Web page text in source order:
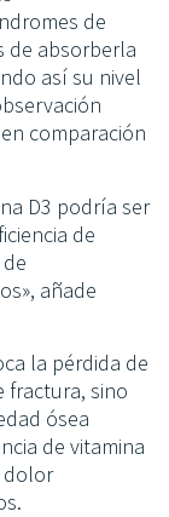
de
de absorberla
así su nivel
comparación
D3 podría ser
de
añade
la pérdida de
fractura, sino
ósea
de vitamina
dolor